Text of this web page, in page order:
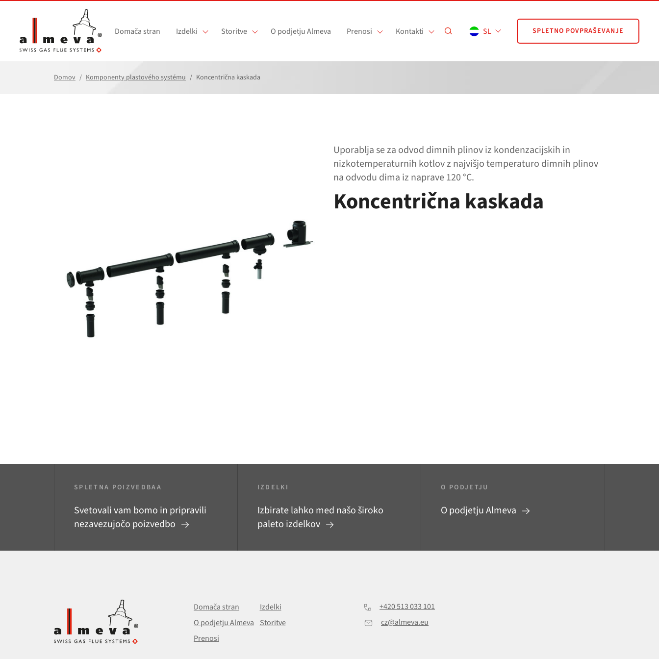
Preskoči na glavno vsebino
Domača stran Izdelki Storitve O podjetju Almeva Prenosi Kontakti SL SPLETNO POVPRAŠEVANJE
Domov Komponenty plastového systému Koncentrična kaskada
Uporablja se za odvod dimnih plinov iz kondenzacijskih in
nizkotemperaturnih kotlov z najvišjo temperaturo dimnih plinov
na odvodu dima iz naprave 120 °C.
Koncentrična kaskada
SPLETNA POIZVEDBAA
Svetovali vam bomo in pripravili
nezavezujočo poizvedbo
IZDELKI
Izbirate lahko med našo široko
paleto izdelkov
O PODJETJU
O podjetju Almeva
Domača stran
Izdelki
O podjetju Almeva
Storitve
Prenosi
+420 513 033 101
cz@almeva.eu